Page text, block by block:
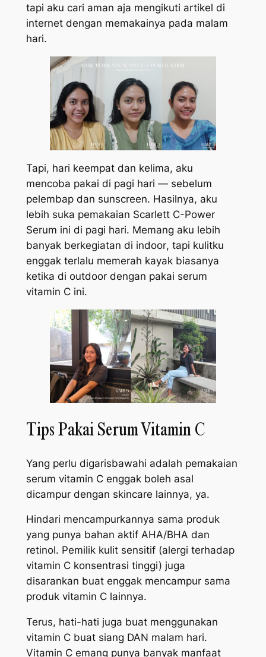
tapi aku cari aman aja mengikuti artikel di
internet dengan memakainya pada malam
hari.
Tapi, hari keempat dan kelima, aku
mencoba pakai di pagi hari — sebelum
pelembap dan sunscreen. Hasilnya, aku
lebih suka pemakaian Scarlett C-Power
Serum ini di pagi hari. Memang aku lebih
banyak berkegiatan di indoor, tapi kulitku
enggak terlalu memerah kayak biasanya
ketika di outdoor dengan pakai serum
vitamin C ini.
Tips Pakai Serum Vitamin C
Yang perlu digarisbawahi adalah pemakaian
serum vitamin C enggak boleh asal
dicampur dengan skincare lainnya, ya.
Hindari mencampurkannya sama produk
yang punya bahan aktif AHA/BHA dan
retinol. Pemilik kulit sensitif (alergi terhadap
vitamin C konsentrasi tinggi) juga
disarankan buat enggak mencampur sama
produk vitamin C lainnya.
Terus, hati-hati juga buat menggunakan
vitamin C buat siang DAN malam hari.
Vitamin C emang punya banyak manfaat